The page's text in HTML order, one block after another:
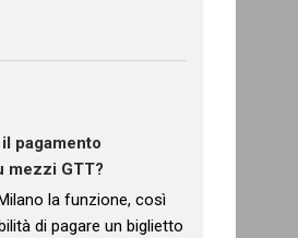
pagamento
mezzi GTT?
la funzione, così
di pagare un biglietto